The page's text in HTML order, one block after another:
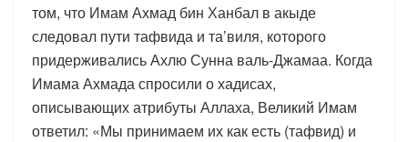
том, что Имам Ахмад бин Ханбал в акыде
следовал пути тафвида и та’виля, которого
придерживались Ахлю Сунна валь-Джамаа. Когда
Имама Ахмада спросили о хадисах,
описывающих атрибуты Аллаха, Великий Имам
ответил: «Мы принимаем их как есть (тафвид) и